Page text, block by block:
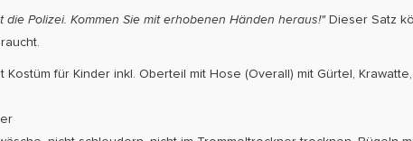
die Polizei. Kommen Sie mit erhobenen Händen heraus!"Dieser Satz
Kostüm für Kinder inkl. Oberteil mit Hose (Overall) mit Gürtel,